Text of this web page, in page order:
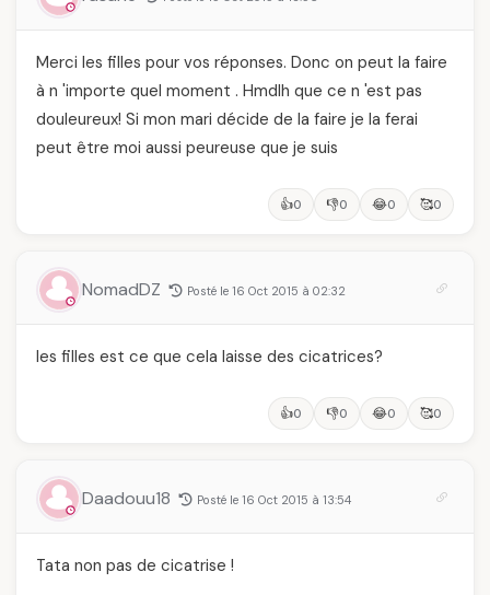
Merci les filles pour vos réponses. Donc on peut la faire
à n 'importe quel moment . Hmdlh que ce n 'est pas
douleureux! Si mon mari décide de la faire je la ferai
peut être moi aussi peureuse que je suis
👍0 👎0 😂0 🥰0
NomadDZ Posté le 16 Oct 2015 à 02:32
les filles est ce que cela laisse des cicatrices?
👍0 👎0 😂0 🥰0
Daadouu18 Posté le 16 Oct 2015 à 13:54
Tata non pas de cicatrise !